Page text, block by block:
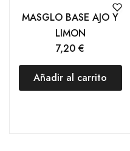
MASGLO BASE AJO Y
LIMON
7,20€
Añadir al carrito